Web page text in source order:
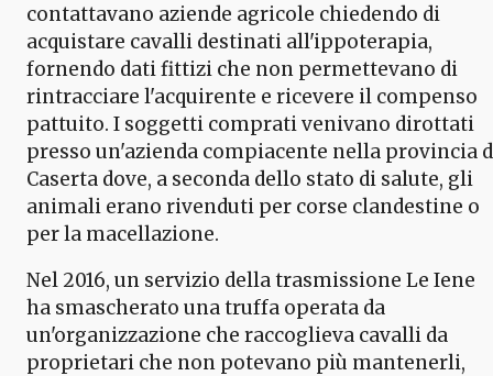
contattavano aziende agricole chiedendo di
acquistare cavalli destinati all'ippoterapia,
fornendo dati fittizi che non permettevano di
rintracciare l'acquirente e ricevere il compenso
pattuito. I soggetti comprati venivano dirottati
presso un'azienda compiacente nella provincia
Caserta dove, a seconda dello stato di salute, gli
animali erano rivenduti per corse clandestine o
per la macellazione.
Nel 2016, un servizio della trasmissione Le Iene
ha smascherato una truffa operata da
un'organizzazione che raccoglieva cavalli da
proprietari che non potevano più mantenerli,